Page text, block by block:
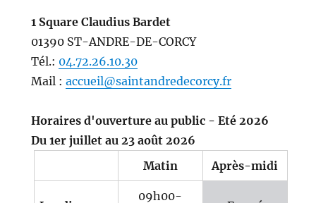
1 Square Claudius Bardet
01390 ST-ANDRE-DE-CORCY
Tél.: 04.72.26.10.30
Mail : accueil@saintandredecorcy.fr
Horaires d'ouverture au public - Eté 2026
Du 1er juillet au 23 août 2026
Matin
Après-midi
09h00-